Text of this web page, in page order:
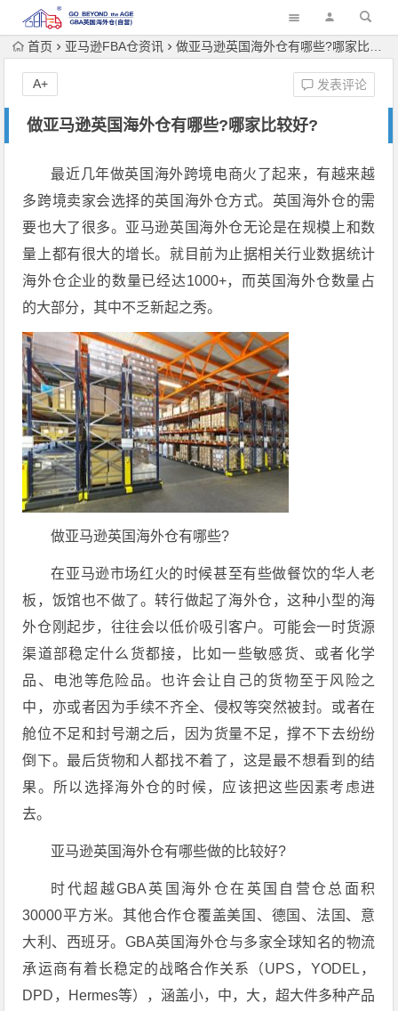
首页 亚马逊FBA仓资讯 做亚马逊英国海外仓有哪些?哪家比较好?
做亚马逊英国海外仓有哪些?哪家比较好?
发表评论
A+
最近几年做英国海外跨境电商火了起来，有越来越
多跨境卖家会选择的英国海外仓方式。英国海外仓的需
要也大了很多。亚马逊英国海外仓无论是在规模上和数
量上都有很大的增长。就目前为止据相关行业数据统计
海外仓企业的数量已经达1000+，而英国海外仓数量占
的大部分，其中不乏新起之秀。
做亚马逊英国海外仓有哪些?
在亚马逊市场红火的时候甚至有些做餐饮的华人老
板，饭馆也不做了。转行做起了海外仓，这种小型的海
外仓刚起步，往往会以低价吸引客户。可能会一时货源
渠道部稳定什么货都接，比如一些敏感货、或者化学
品、电池等危险品。也许会让自己的货物至于风险之
中，亦或者因为手续不齐全、侵权等突然被封。或者在
舱位不足和封号潮之后，因为货量不足，撑不下去纷纷
倒下。最后货物和人都找不着了，这是最不想看到的结
果。所以选择海外仓的时候，应该把这些因素考虑进
去。
亚马逊英国海外仓有哪些做的比较好?
时代超越GBA英国海外仓在英国自营仓总面积
30000平方米。其他合作仓覆盖美国、德国、法国、意
大利、西班牙。GBA英国海外仓与多家全球知名的物流
承运商有着长稳定的战略合作关系（UPS，YODEL，
DPD，Hermes等），涵盖小，中，大，超大件多种产品